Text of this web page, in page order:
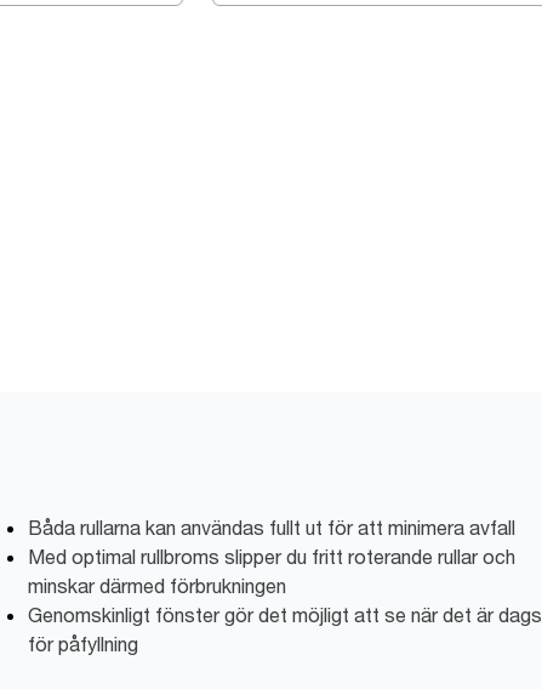
Båda rullarna kan användas fullt ut för att minimera avfall
Med optimal rullbroms slipper du fritt roterande rullar och
minskar därmed förbrukningen
Genomskinligt fönster gör det möjligt att se när det är dags
för påfyllning